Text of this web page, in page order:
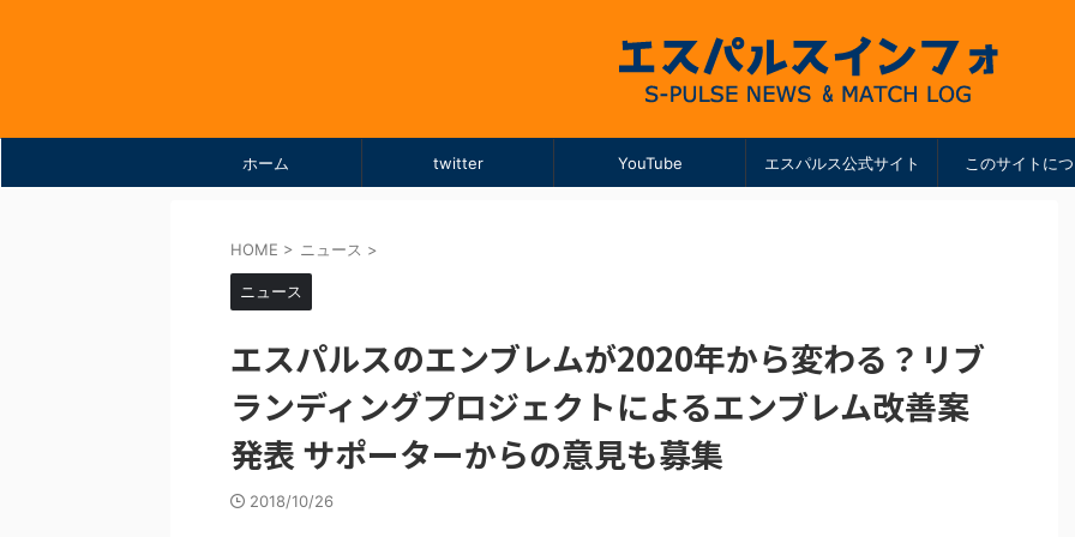
ホーム twitter YouTube エスパルス公式サイト このサイトに
HOME > ニュース >
ニュース
エスパルスのエンブレムが2020年から変わる？リブ
ランディングプロジェクトによるエンブレム改善案
発表 サポーターからの意見も募集
2018/10/26